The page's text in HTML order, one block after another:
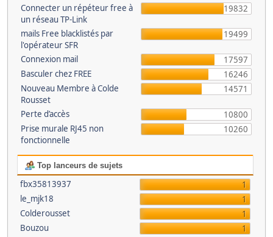
Connecter un répéteur free à
un réseau TP-Link
19832
mails Free blacklistés par
l'opérateur SFR
19499
Connexion mail
17597
Basculer chez FREE
16246
Nouveau Membre à Colde
Rousset
14571
Perte d’accès
10800
Prise murale RJ45 non
fonctionnelle
10260
Top lanceurs de sujets
fbx35813937
1
le_mjk18
1
Colderousset
1
Bouzou
1